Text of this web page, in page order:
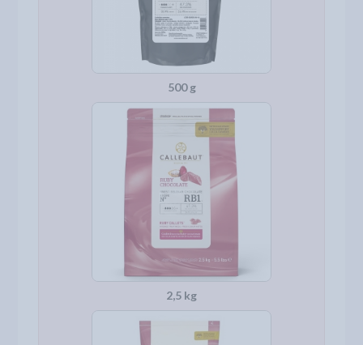
500 g
2,5 kg